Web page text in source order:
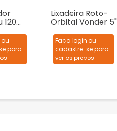
120
Litros
para
Lixadeira Roto-
Orbital Vonder 5"
Faça login ou
cadastre-se para
ver os preços